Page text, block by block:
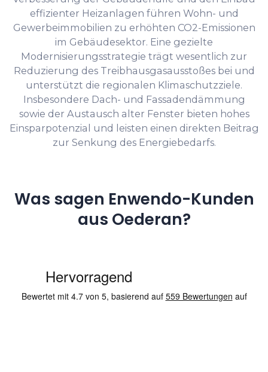
effizienter Heizanlagen führen Wohn- und
Gewerbeimmobilien zu erhöhten CO2-Emissionen
im Gebäudesektor. Eine gezielte
Modernisierungsstrategie trägt wesentlich zur
Reduzierung des Treibhausgasausstoßes bei und
unterstützt die regionalen Klimaschutzziele.
Insbesondere Dach- und Fassadendämmung
sowie der Austausch alter Fenster bieten hohes
Einsparpotenzial und leisten einen direkten Beitrag
zur Senkung des Energiebedarfs.
Was sagen Enwendo-Kunden
aus Oederan?